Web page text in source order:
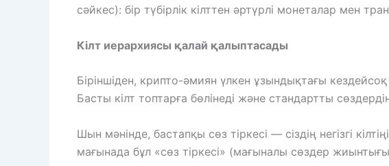
сәйкес): бір түбірлік кілттен әртүрлі монеталар мен
Кілт иерархиясы қалай қалыптасады
Біріншіден, крипто-әмиян үлкен ұзындықтағы
Басты кілт топтарға бөлінеді және стандартты
Шын мәнінде, бастапқы сөз тіркесі — сіздің негізгі
мағынада бұл «сөз тіркесі» (мағыналы сөздер